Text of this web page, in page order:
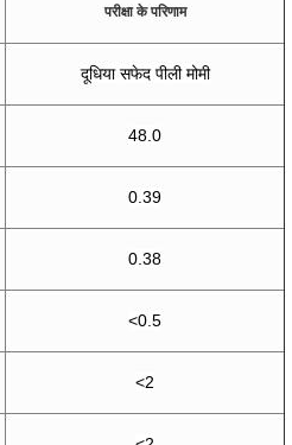
परीक्षा के परिणाम
दूधिया सफेद पीली मोमी
48.0
0.39
0.38
<0.5
<2